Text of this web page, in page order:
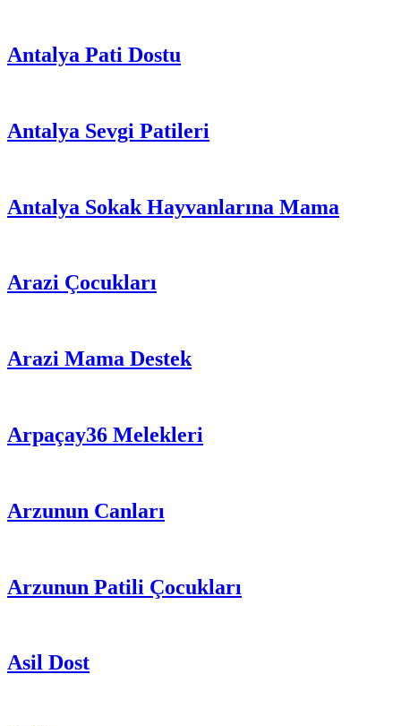
Antalya Pati Dostu
Antalya Sevgi Patileri
Antalya Sokak Hayvanlarına Mama
Arazi Çocukları
Arazi Mama Destek
Arpaçay36 Melekleri
Arzunun Canları
Arzunun Patili Çocukları
Asil Dost